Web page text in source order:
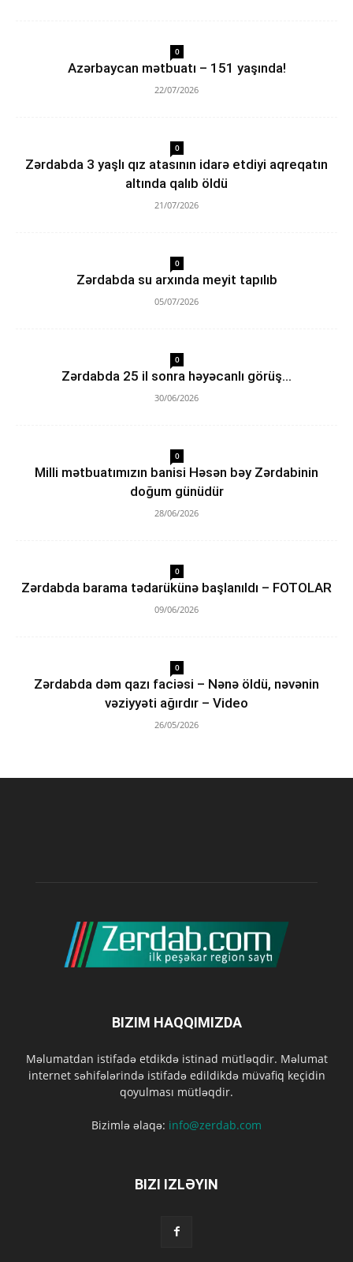
0
Azərbaycan mətbuatı – 151 yaşında!
22/07/2026
0
Zərdabda 3 yaşlı qız atasının idarə etdiyi aqreqatın
altında qalıb öldü
21/07/2026
0
Zərdabda su arxında meyit tapılıb
05/07/2026
0
Zərdabda 25 il sonra həyəcanlı görüş…
30/06/2026
0
Milli mətbuatımızın banisi Həsən bəy Zərdabinin
doğum günüdür
28/06/2026
0
Zərdabda barama tədarükünə başlanıldı – FOTOLAR
09/06/2026
0
Zərdabda dəm qazı faciəsi – Nənə öldü, nəvənin
vəziyyəti ağırdır – Video
26/05/2026
BIZIM HAQQIMIZDA
Məlumatdan istifadə etdikdə istinad mütləqdir. Məlumat
internet səhifələrində istifadə edildikdə müvafiq keçidin
qoyulması mütləqdir.
Bizimlə əlaqə: info@zerdab.com
BIZI IZLƏYIN